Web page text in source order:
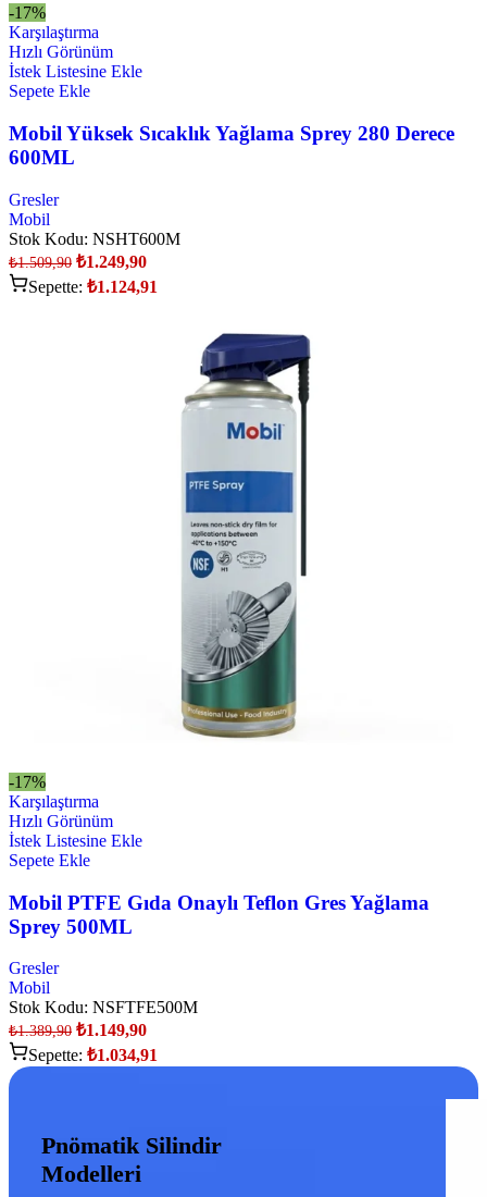
-17%
Karşılaştırma
Hızlı Görünüm
İstek Listesine Ekle
Sepete Ekle
Mobil Yüksek Sıcaklık Yağlama Sprey 280 Derece
600ML
Gresler
Mobil
Stok Kodu: NSHT600M
₺1.509,90 ₺1.249,90
Sepette: ₺1.124,91
-17%
Karşılaştırma
Hızlı Görünüm
İstek Listesine Ekle
Sepete Ekle
Mobil PTFE Gıda Onaylı Teflon Gres Yağlama
Sprey 500ML
Gresler
Mobil
Stok Kodu: NSFTFE500M
₺1.389,90 ₺1.149,90
Sepette: ₺1.034,91
Pnömatik Silindir
Modelleri